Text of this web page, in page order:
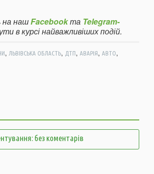
на нашFacebookта Telegram-
в курсі найважливіших подій.
, ЛЬВІВСЬКА ОБЛАСТЬ, ДТП, АВАРІЯ, АВТО,
без коментарів